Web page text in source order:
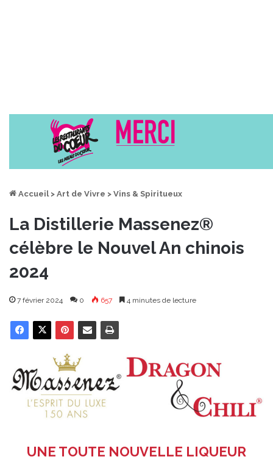
Accueil > Art de Vivre > Vins & Spiritueux
La Distillerie Massenez®
célèbre le Nouvel An chinois
2024
7 février 2024 0 657 4 minutes de lecture
UNE TOUTE NOUVELLE LIQUEUR